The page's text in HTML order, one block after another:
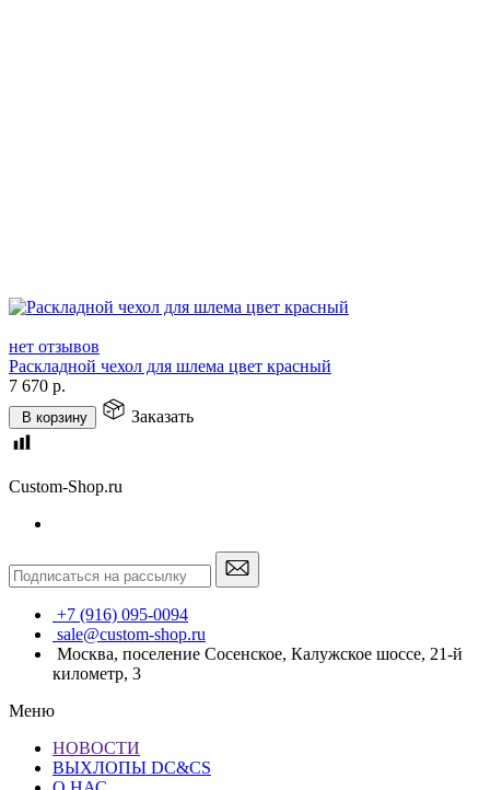
нет отзывов
Раскладной чехол для шлема цвет красный
7 670 р.
В корзину Заказать
Custom-Shop.ru
+7 (916) 095-0094
sale@custom-shop.ru
Москва, поселение Сосенское, Калужское шоссе, 21-й
километр, 3
Меню
НОВОСТИ
ВЫХЛОПЫ DC&CS